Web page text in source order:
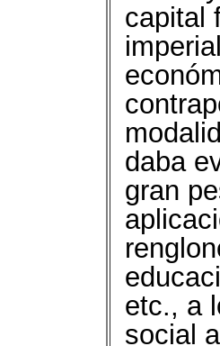
capital
daba
gran
etc., a
social